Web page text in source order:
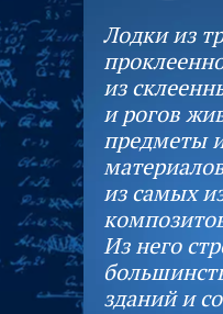
Лодки из
из
и рогов
предметы
из самых
Из него
зданий и